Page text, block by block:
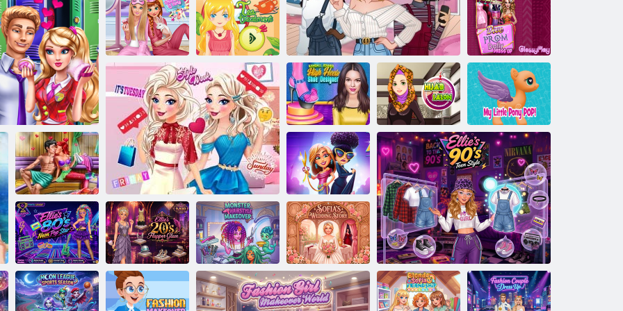
Burning Man Frisuren
Instagirls verkleiden sich
Dove Magazin
Spaß Mädchen
Nacht
Valentinstag
Prinzessinnen Pj
Party
Tee-Behandlung
Taube Prom
Dolly verkleiden
sich
High Heels
Schuh Designer
Hijab-Salon
Mein kleiner
Pony Pop
Meerjungfrau
Sauna Flirten
Fabulous
Angela's
Fashion Fieber
Ellies Neon-
Popstar aus den
Ellies 20er
Monster-Frisur-
Sofias